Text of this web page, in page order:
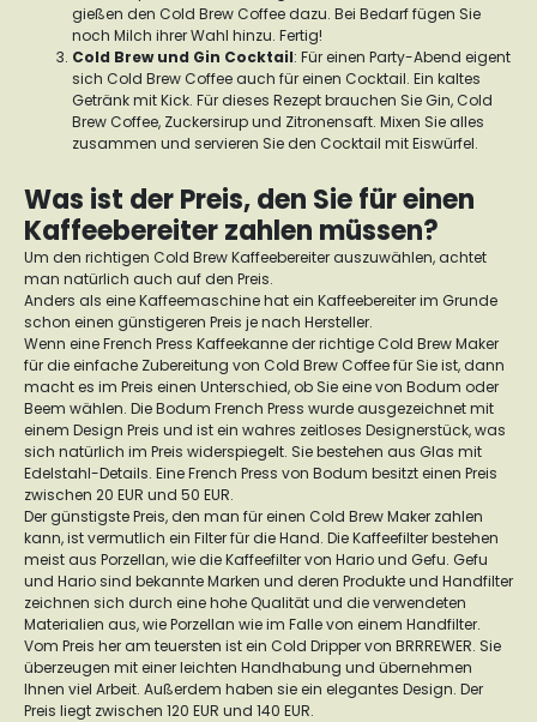
gießen den Cold Brew Coffee dazu. Bei Bedarf fügen Sie
noch Milch ihrer Wahl hinzu. Fertig!
Cold Brew und Gin Cocktail: Für einen Party-Abend eigent
sich Cold Brew Coffee auch für einen Cocktail. Ein kaltes
Getränk mit Kick. Für dieses Rezept brauchen Sie Gin, Cold
Brew Coffee, Zuckersirup und Zitronensaft. Mixen Sie alles
zusammen und servieren Sie den Cocktail mit Eiswürfel.
Was ist der Preis, den Sie für einen
Kaffeebereiter zahlen müssen?
Um den richtigen Cold Brew Kaffeebereiter auszuwählen, achtet
man natürlich auch auf den Preis.
Anders als eine Kaffeemaschine hat ein Kaffeebereiter im Grunde
schon einen günstigeren Preis je nach Hersteller.
Wenn eine French Press Kaffeekanne der richtige Cold Brew Maker
für die einfache Zubereitung von Cold Brew Coffee für Sie ist, dann
macht es im Preis einen Unterschied, ob Sie eine von Bodum oder
Beem wählen. Die Bodum French Press wurde ausgezeichnet mit
einem Design Preis und ist ein wahres zeitloses Designerstück, was
sich natürlich im Preis widerspiegelt. Sie bestehen aus Glas mit
Edelstahl-Details. Eine French Press von Bodum besitzt einen Preis
zwischen 20 EUR und 50 EUR.
Der günstigste Preis, den man für einen Cold Brew Maker zahlen
kann, ist vermutlich ein Filter für die Hand. Die Kaffeefilter bestehen
meist aus Porzellan, wie dieKaffeefiltervon Hario und Gefu. Gefu
und Hario sind bekannte Marken und deren Produkte und Handfilter
zeichnen sich durch eine hohe Qualität und die verwendeten
Materialien aus, wie Porzellan wie im Falle von einem Handfilter.
Vom Preis her am teuersten ist ein Cold Dripper von BRRREWER. Sie
überzeugen mit einer leichten Handhabung und übernehmen
Ihnen viel Arbeit. Außerdem haben sie ein elegantes Design. Der
Preis liegt zwischen 120 EUR und 140 EUR.